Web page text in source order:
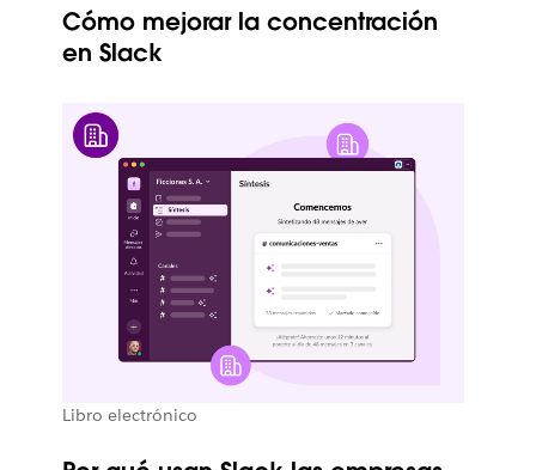
Cómo mejorar la concentración
en Slack
Libro electrónico